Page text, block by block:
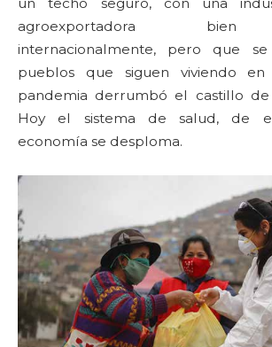
agroexportadora
internacionalmente, pero que
pueblos que siguen viviendo
pandemia derrumbó el castillo de
Hoy el sistema de salud, de
economía se desploma.